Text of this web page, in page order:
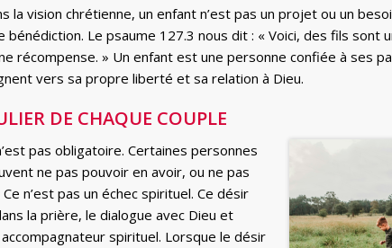
la vision chrétienne, un enfant n’est pas un projet ou un
bénédiction. Le psaume 127.3 nous dit : « Voici, des fils sont
récompense. » Un enfant est une personne confiée à ses
vers sa propre liberté et sa relation à Dieu.
DE CHAQUE COUPLE
pas obligatoire. Certaines personnes
ne pas pouvoir en avoir, ou ne pas
n’est pas un échec spirituel. Ce désir
la prière, le dialogue avec Dieu et
spirituel. Lorsque le désir